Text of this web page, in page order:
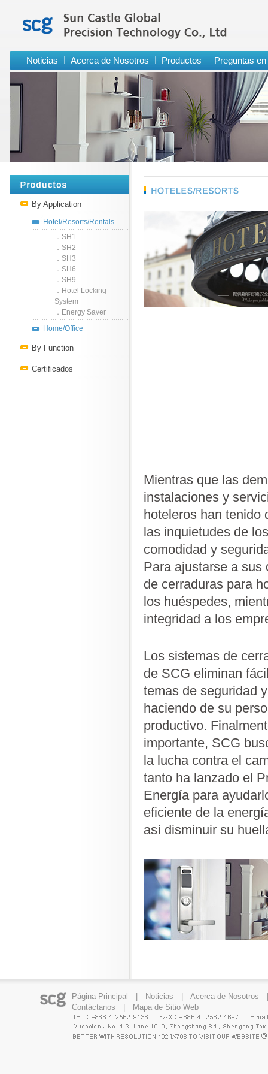
Noticias Acerca de Nosotros Productos Preguntas
By Application
Hotel/Resorts/Rentals
．SH1
．SH2
．SH3
．SH6
．SH9
．Hotel Locking
System
．Energy Saver
Home/Office
By Function
Certificados
Mientras que las
instalaciones y
hoteleros han tenido
las inquietudes de
comodidad y
Para ajustarse a sus
de cerraduras para
los huéspedes,
integridad a los
Los sistemas de
de SCG eliminan
temas de seguridad
haciendo de su
productivo.
importante, SCG
la lucha contra el
tanto ha lanzado el
Energía para
eficiente de la
así disminuir su
Página Principal Noticias Acerca de Nosotros
Contáctanos
Mapa de Sitio Web